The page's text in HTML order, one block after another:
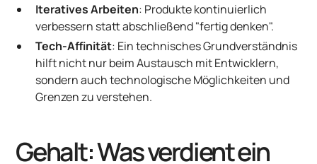
Iteratives Arbeiten: Produkte kontinuierlich
verbessern statt abschließend "fertig denken".
Tech-Affinität: Ein technisches Grundverständnis
hilft nicht nur beim Austausch mit Entwicklern,
sondern auch technologische Möglichkeiten und
Grenzen zu verstehen.
Gehalt: Was verdient ein